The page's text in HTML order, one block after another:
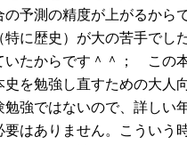
の予測の精度が上がるから
特に歴史）が大の苦手でし
いたからです＾＾； この
史を勉強し直すための大人
勉強ではないので、詳しい
要はありません。こういう